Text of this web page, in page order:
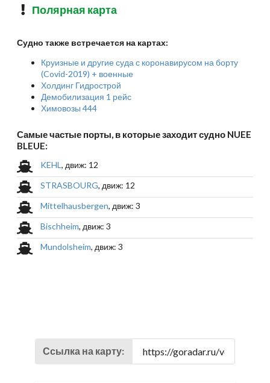
Полярная карта
Судно также встречается на картах:
Круизные и другие суда с коронавирусом на борту
(Covid-2019) + военные
Холдинг Гидрострой
Демобилизация 1 рейс
Химовозы 444
Самые частые порты, в которые заходит судно NUEE
BLEUE:
KEHL, движ: 12
STRASBOURG, движ: 12
Mittelhausbergen, движ: 3
Bischheim, движ: 3
Mundolsheim, движ: 3
Ссылка на карту: